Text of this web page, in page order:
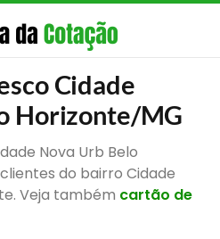
Cidade
Horizonte/MG
Nova Urb Belo
do bairro Cidade
Veja também cartão de